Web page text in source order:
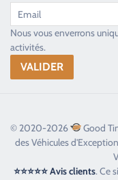
Nous vous enverrons
activités.
© 2020-2026 Good
des Véhicules
⭐⭐⭐⭐⭐ Avis clients. Ce